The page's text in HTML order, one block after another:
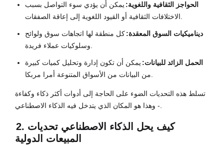
الحواجز الثقافية واللغوية: يمكن أن يؤدي سوء التواصل بسبب
الاختلافات الثقافية أو القيود اللغوية إلى إعاقة الصفقات.
ديناميكيات السوق المعقدة:كل منطقة لها اتجاهات سوق ولوائح
وسلوكيات عملاء فريدة.
الحمل الزائد للبيانات: يمكن أن تكون إدارة وتحليل كميات كبيرة
من البيانات من الأسواق المتنوعة أمرا مربكا.
تسلط هذه التحديات الضوء على الحاجة إلى أدوات أكثر ذكاء وكفاءة
- وهذا هو المكان الذي يتدخل فيه الذكاء الاصطناعي.
2. كيف يحل الذكاء الاصطناعي تحديات
المبيعات الدولية